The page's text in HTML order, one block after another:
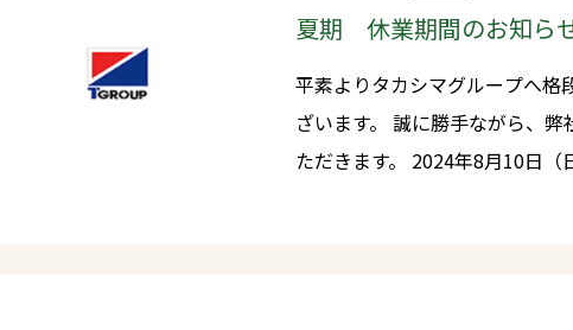
夏期 休業期間のお知ら
平素よりタカシマグループへ格
ざいます。 誠に勝手ながら、弊社では下記の期間を夏期休業とさせてい
ただきます。 2024年8月10日（日）～ 2024年8月17日（日） 夏期休業